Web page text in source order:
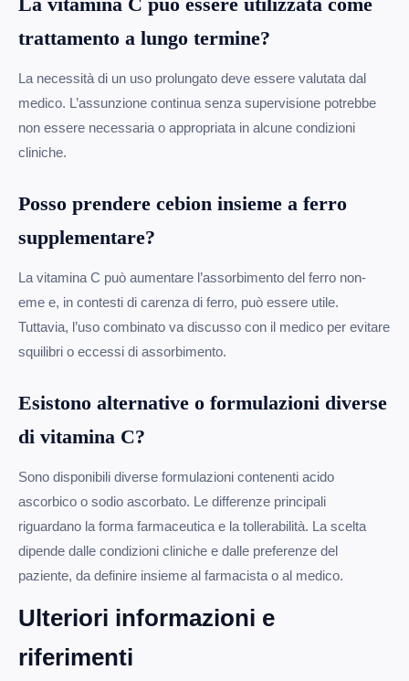
trattamento a lungo termine?
La necessità di un uso prolungato deve essere valutata dal
medico. L’assunzione continua senza supervisione potrebbe
non essere necessaria o appropriata in alcune condizioni
cliniche.
Posso prendere cebion insieme a ferro
supplementare?
La vitamina C può aumentare l’assorbimento del ferro non-
eme e, in contesti di carenza di ferro, può essere utile.
Tuttavia, l’uso combinato va discusso con il medico per evitare
squilibri o eccessi di assorbimento.
Esistono alternative o formulazioni diverse
di vitamina C?
Sono disponibili diverse formulazioni contenenti acido
ascorbico o sodio ascorbato. Le differenze principali
riguardano la forma farmaceutica e la tollerabilità. La scelta
dipende dalle condizioni cliniche e dalle preferenze del
paziente, da definire insieme al farmacista o al medico.
Ulteriori informazioni e
riferimenti